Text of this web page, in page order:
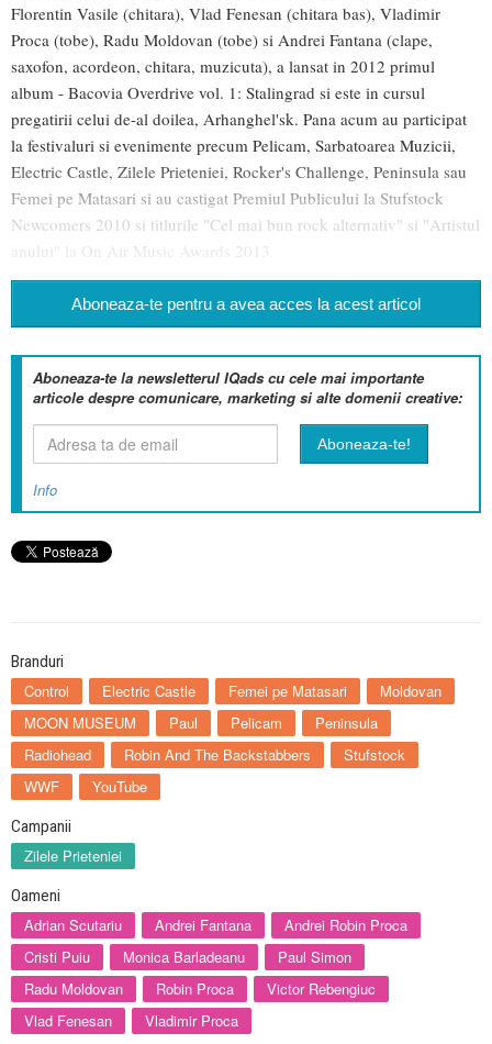
Florentin Vasile (chitara), Vlad Fenesan (chitara bas), Vladimir
Proca (tobe), Radu Moldovan (tobe) si Andrei Fantana (clape,
saxofon, acordeon, chitara, muzicuta), a lansat in 2012 primul
album - Bacovia Overdrive vol. 1: Stalingrad si este in cursul
pregatirii celui de-al doilea, Arhanghel'sk. Pana acum au participat
la festivaluri si evenimente precum Pelicam, Sarbatoarea Muzicii,
Electric Castle, Zilele Prieteniei, Rocker's Challenge, Peninsula sau
Femei pe Matasari si au castigat Premiul Publicului la Stufstock
Newcomers 2010 si titlurile "Cel mai bun rock alternativ" si "Artistul
anului" la On Air Music Awards 2013.
Aboneaza-te pentru a avea acces la acest articol
Aboneaza-te la newsletterul IQads cu cele mai importante
articole despre comunicare, marketing si alte domenii creative:
Info
Branduri
Control Electric Castle Femei pe Matasari
Moldovan
MOON MUSEUM
Paul Pelicam
Peninsula
Radiohead
Robin And The Backstabbers
Stufstock
WWF
YouTube
Campanii
Zilele Prieteniei
Oameni
Adrian Scutariu Andrei Fantana
Andrei Robin Proca
Cristi Puiu
Monica Barladeanu
Paul Simon
Radu Moldovan
Robin Proca
Victor Rebengiuc
Vlad Fenesan
Vladimir Proca